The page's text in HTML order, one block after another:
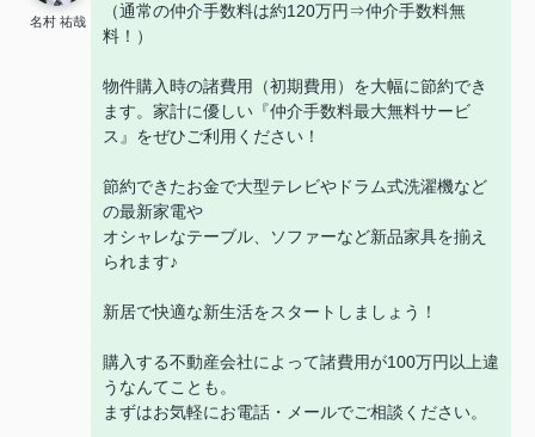
名村 祐哉
（通常の仲介手数料は約120万円⇒仲介手数料無
料！）
物件購入時の諸費用（初期費用）を大幅に節約でき
ます。家計に優しい『仲介手数料最大無料サービ
ス』をぜひご利用ください！
節約できたお金で大型テレビやドラム式洗濯機など
の最新家電や
オシャレなテーブル、ソファーなど新品家具を揃え
られます♪
新居で快適な新生活をスタートしましょう！
購入する不動産会社によって諸費用が100万円以上違
うなんてことも。
まずはお気軽にお電話・メールでご相談ください。